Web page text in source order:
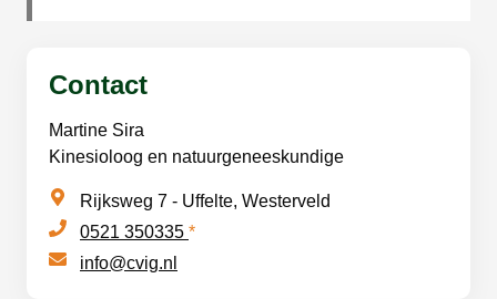
Contact
Martine Sira
Kinesioloog en natuurgeneeskundige
Rijksweg 7 - Uffelte, Westerveld
0521 350335 *
info@cvig.nl